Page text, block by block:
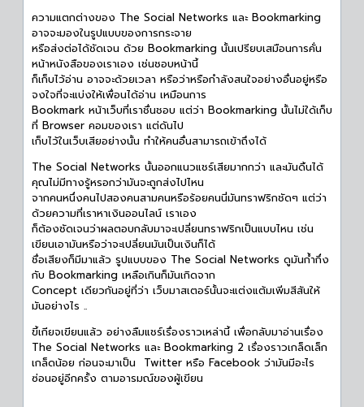
ความแตกต่างของ The Social Networks และ Bookmarking
อาจจะมองในรูปแบบของการกระจาย
หรือส่งต่อได้ชัดเจน ด้วย Bookmarking นั้นเปรียบเสมือนการคั่น
หน้าหนังสือของเราเอง เช่นชอบหน้านี้
ก็เก็บไว้อ่าน อาจจะด้วยเวลา หรือว่าหรือกำลังสนใจอย่างอื่นอยู่หรือ
จงใจที่จะแบ่งให้เพื่อนได้อ่าน เหมือนการ
Bookmark หน้าเว็บที่เราชื่นชอบ แต่ว่า Bookmarking นั้นไม่ใด้เก็บ
ที่ Browser คอมของเรา แต่ดันไป
เก็บไว้ในเว็บเสียอย่างนั้น ทำให้คนอื่นสามารถเข้าถึงได้
The Social Networks นั้นออกแนวแชร์เสียมากกว่า และมันดิ้นได้
คุณไม่มีทางรู้หรอกว่ามันจะถูกส่งไปไหน
จากคนหนึ่งคนไปสองคนสามคนหรือร้อยคนนี่มันทราฟริกชัดๆ แต่ว่า
ด้วยความที่เราหาเงินออนไลน์ เราเอง
ก็ต้องชัดเจนว่าผลตอบกลับมาจะเปลี่ยนทราฟริกเป็นแบบไหน เช่น
เขียนเอามันหรือว่าจะเปลี่ยนมันเป็นเงินก็ได้
ชื่อเสียงก็มีมาแล้ว รูปแบบของ The Social Networks ดูมันก้ำกึ่ง
กับ Bookmarking เหลือเกินก็มันเกิดจาก
Concept เดียวกันอยู่ที่ว่า เว็บมาสเตอร์นั้นจะแต่งแต้มเพิ่มสีสันให้
มันอย่างไร ..
ขี้เกียจเขียนแล้ว อย่างลืมแชร์เรื่องราวเหล่านี้ เพื่อกลับมาอ่านเรื่อง
The Social Networks และ Bookmarking 2 เรื่องราวเกล็ดเล็ก
เกล็ดน้อย ก่อนจะมาเป็น Twitter หรือ Facebook ว่ามันมีอะไร
ซ่อนอยู่อีกครั้ง ตามอารมณ์ของผู้เขียน